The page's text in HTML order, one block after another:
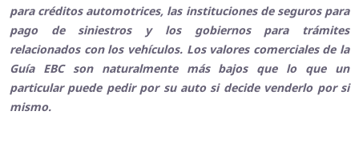
para créditos automotrices, las instituciones de seguros para
pago de siniestros y los gobiernos para trámites
relacionados con los vehículos. Los valores comerciales de la
Guía EBC son naturalmente más bajos que lo que un
particular puede pedir por su auto si decide venderlo por si
mismo.